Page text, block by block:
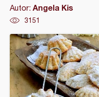
Autor: Angela Kis
3151